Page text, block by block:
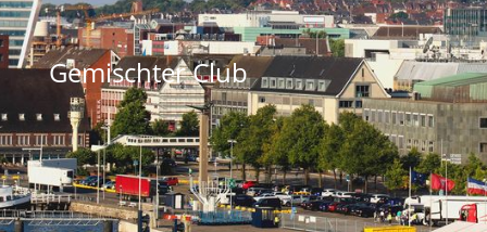
Gemischter Club